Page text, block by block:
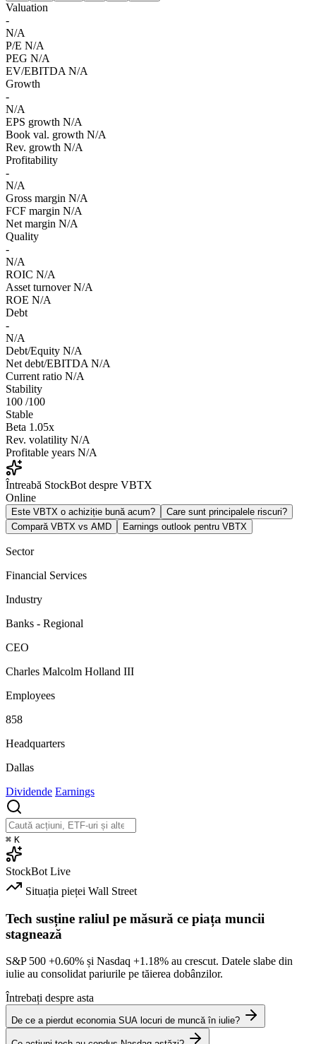
Valuation
-
N/A
P/E N/A
PEG N/A
EV/EBITDA N/A
Growth
-
N/A
EPS growth N/A
Book val. growth N/A
Rev. growth N/A
Profitability
-
N/A
Gross margin N/A
FCF margin N/A
Net margin N/A
Quality
-
N/A
ROIC N/A
Asset turnover N/A
ROE N/A
Debt
-
N/A
Debt/Equity N/A
Net debt/EBITDA N/A
Current ratio N/A
Stability
100 /100
Stable
Beta 1.05x
Rev. volatility N/A
Profitable years N/A
Întreabă StockBot despre VBTX
Online
Este VBTX o achiziție bună acum?
Care sunt principalele riscuri?
Compară VBTX vs AMD
Earnings outlook pentru VBTX
Sector
Financial Services
Industry
Banks - Regional
CEO
Charles Malcolm Holland III
Employees
858
Headquarters
Dallas
Dividende Earnings
⌘ K
StockBot Live
Situația pieței Wall Street
Tech susține raliul pe măsură ce piața muncii
stagnează
S&P 500 +0.60% și Nasdaq +1.18% au crescut. Datele slabe din
iulie au consolidat pariurile pe tăierea dobânzilor.
Întrebați despre asta
De ce a pierdut economia SUA locuri de muncă în iulie?